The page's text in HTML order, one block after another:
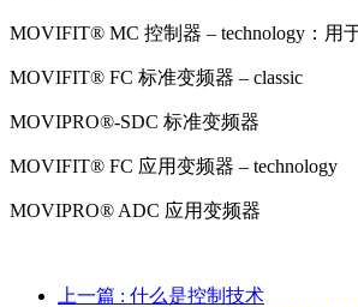
MOVIFIT® MC 控制器 – technology：用
MOVIFIT® FC 标准变频器 – classic
MOVIPRO®-SDC 标准变频器
MOVIFIT® FC 应用变频器 – technology
MOVIPRO® ADC 应用变频器
上一篇 : 什么是控制技术